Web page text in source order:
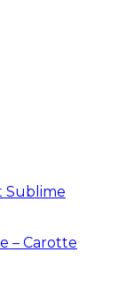
Sublime
– Carotte